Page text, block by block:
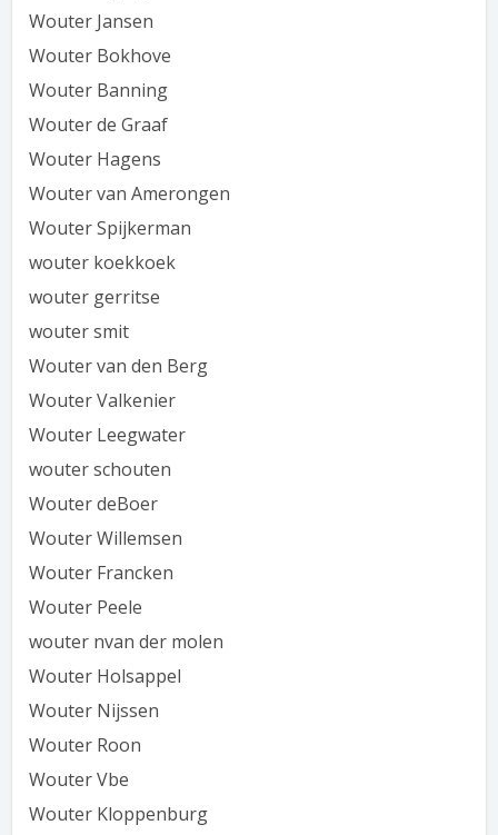
Wouter Jansen
Wouter Bokhove
Wouter Banning
Wouter de Graaf
Wouter Hagens
Wouter van Amerongen
Wouter Spijkerman
wouter koekkoek
wouter gerritse
wouter smit
Wouter van den Berg
Wouter Valkenier
Wouter Leegwater
wouter schouten
Wouter deBoer
Wouter Willemsen
Wouter Francken
Wouter Peele
wouter nvan der molen
Wouter Holsappel
Wouter Nijssen
Wouter Roon
Wouter Vbe
Wouter Kloppenburg